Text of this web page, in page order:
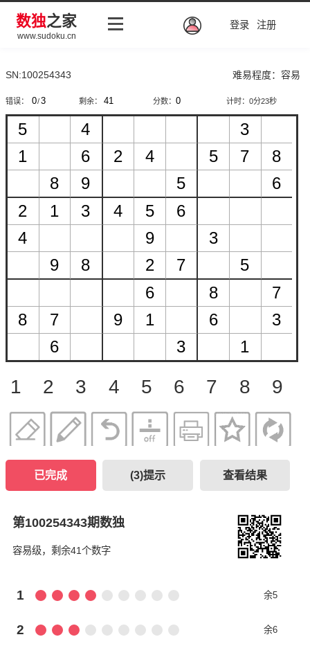
数独之家
www.sudoku.cn
登录 注册
SN:100254343 难易程度：容易
错误： / 剩余： 分数： 计时：0分24秒
1 2 3 4 5 6 7 8 9
已完成 (3)提示 查看结果
第100254343期数独
容易级，剩余41个数字
1 余5
2 余6